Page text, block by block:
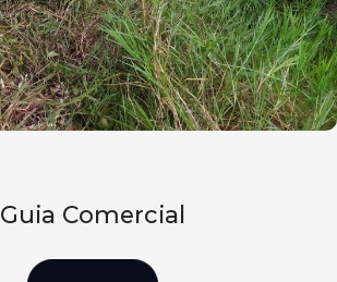
Guia Comercial